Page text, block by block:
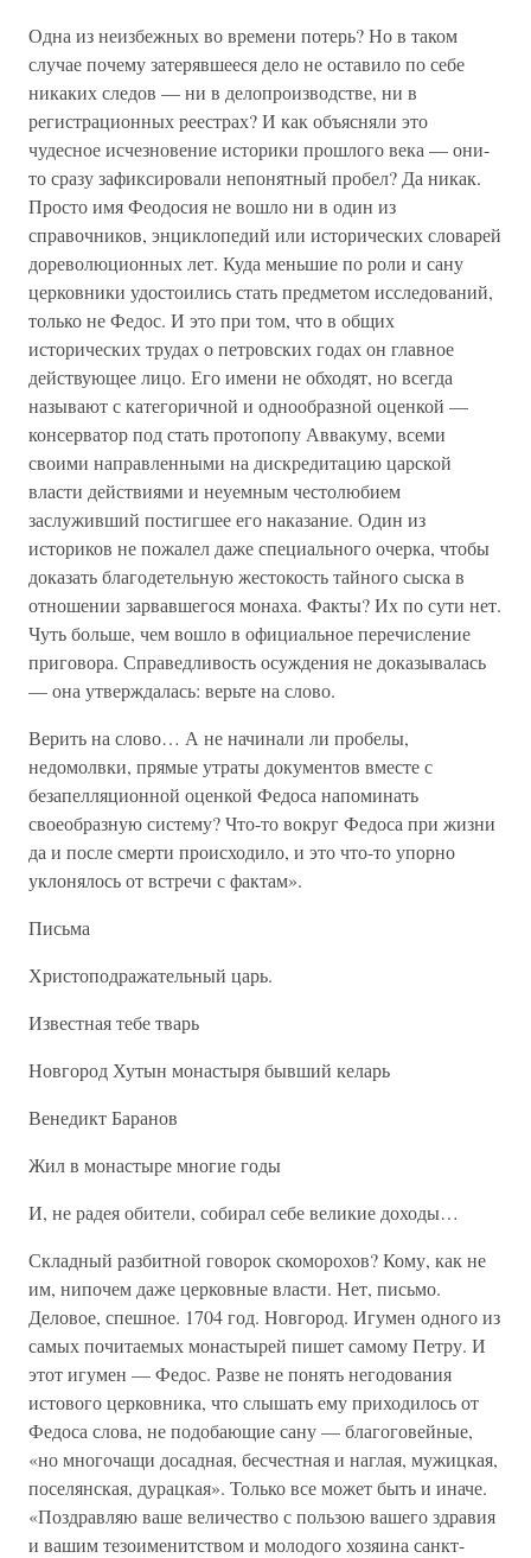
Одна из неизбежных во времени потерь? Но в таком
случае почему затерявшееся дело не оставило по себе
никаких следов — ни в делопроизводстве, ни в
регистрационных реестрах? И как объясняли это
чудесное исчезновение историки прошлого века — они-
то сразу зафиксировали непонятный пробел? Да никак.
Просто имя Феодосия не вошло ни в один из
справочников, энциклопедий или исторических словарей
дореволюционных лет. Куда меньшие по роли и сану
церковники удостоились стать предметом исследований,
только не Федос. И это при том, что в общих
исторических трудах о петровских годах он главное
действующее лицо. Его имени не обходят, но всегда
называют с категоричной и однообразной оценкой —
консерватор под стать протопопу Аввакуму, всеми
своими направленными на дискредитацию царской
власти действиями и неуемным честолюбием
заслуживший постигшее его наказание. Один из
историков не пожалел даже специального очерка, чтобы
доказать благодетельную жестокость тайного сыска в
отношении зарвавшегося монаха. Факты? Их по сути нет.
Чуть больше, чем вошло в официальное перечисление
приговора. Справедливость осуждения не доказывалась
— она утверждалась: верьте на слово.
Верить на слово… А не начинали ли пробелы,
недомолвки, прямые утраты документов вместе с
безапелляционной оценкой Федоса напоминать
своеобразную систему? Что-то вокруг Федоса при жизни
да и после смерти происходило, и это что-то упорно
уклонялось от встречи с фактам».
Письма
Христоподражательный царь.
Известная тебе тварь
Новгород Хутын монастыря бывший келарь
Венедикт Баранов
Жил в монастыре многие годы
И, не радея обители, собирал себе великие доходы…
Складный разбитной говорок скоморохов? Кому, как не
им, нипочем даже церковные власти. Нет, письмо.
Деловое, спешное. 1704 год. Новгород. Игумен одного из
самых почитаемых монастырей пишет самому Петру. И
этот игумен — Федос. Разве не понять негодования
истового церковника, что слышать ему приходилось от
Федоса слова, не подобающие сану — благоговейные,
«но многочащи досадная, бесчестная и наглая, мужицкая,
поселянская, дурацкая». Только все может быть и иначе.
«Поздравляю ваше величество с пользою вашего здравия
и вашим тезоименитством и молодого хозяина санкт-